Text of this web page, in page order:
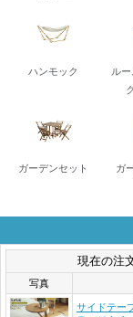
ハンモック
ルー
ガーデンセット ガ